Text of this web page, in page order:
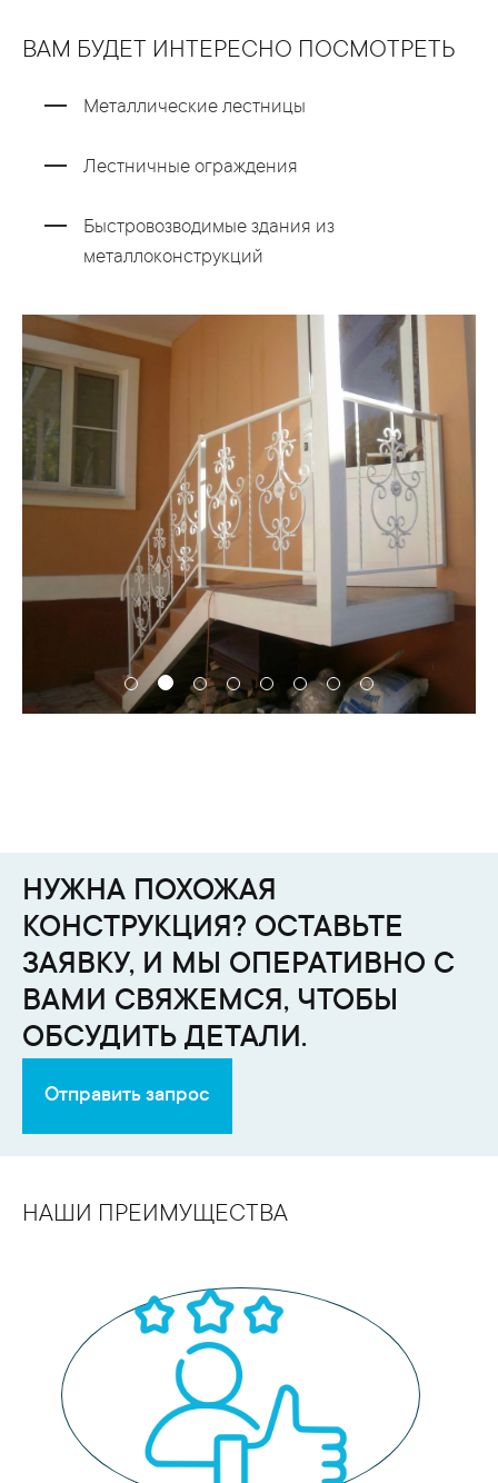
ВАМ БУДЕТ ИНТЕРЕСНО ПОСМОТРЕТЬ
Металлические лестницы
Лестничные ограждения
Быстровозводимые здания из
металлоконструкций
НУЖНА ПОХОЖАЯ
КОНСТРУКЦИЯ? ОСТАВЬТЕ
ЗАЯВКУ, И МЫ ОПЕРАТИВНО С
ВАМИ СВЯЖЕМСЯ, ЧТОБЫ
ОБСУДИТЬ ДЕТАЛИ.
Отправить запрос
НАШИ ПРЕИМУЩЕСТВА